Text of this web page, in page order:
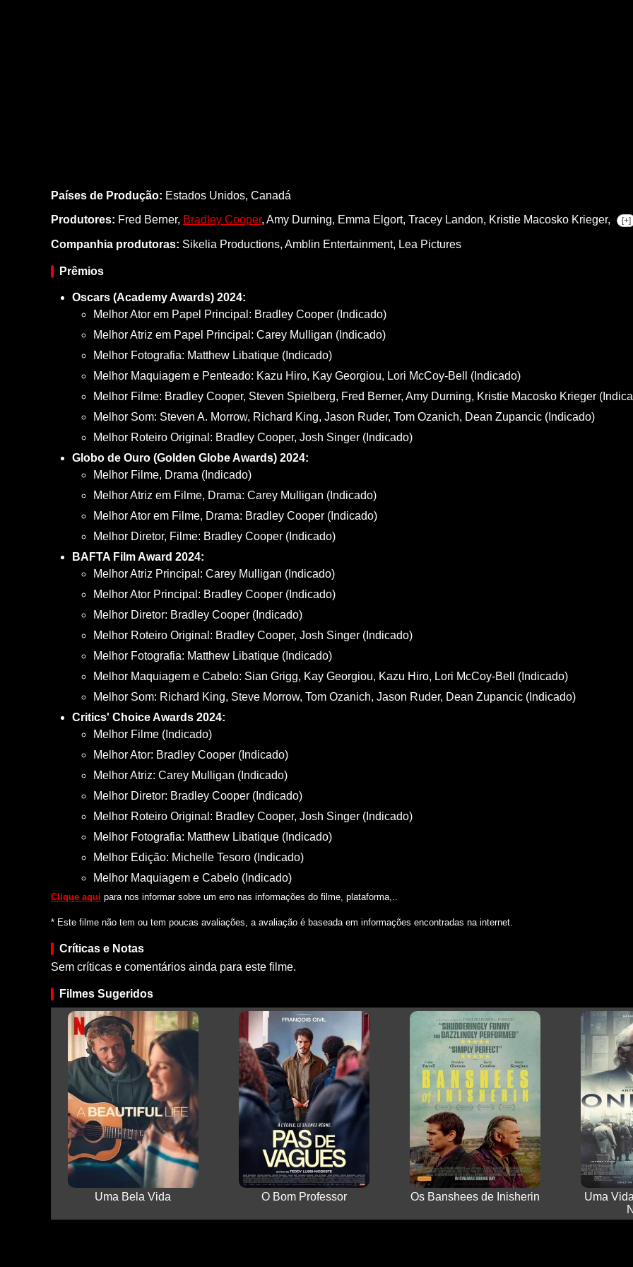
Países de Produção: Estados Unidos, Canadá
Produtores: Fred Berner, Bradley Cooper, Amy Durning, Emma Elgort, Tracey Landon, Kristie Macosko Krieger, [+]
Companhia produtoras: Sikelia Productions, Amblin Entertainment, Lea Pictures
Prêmios
Oscars (Academy Awards) 2024:
Melhor Ator em Papel Principal: Bradley Cooper (Indicado)
Melhor Atriz em Papel Principal: Carey Mulligan (Indicado)
Melhor Fotografia: Matthew Libatique (Indicado)
Melhor Maquiagem e Penteado: Kazu Hiro, Kay Georgiou, Lori McCoy-Bell (Indicado)
Melhor Filme: Bradley Cooper, Steven Spielberg, Fred Berner, Amy Durning, Kristie Macosko Krieger
Melhor Som: Steven A. Morrow, Richard King, Jason Ruder, Tom Ozanich, Dean Zupancic (Indicado)
Melhor Roteiro Original: Bradley Cooper, Josh Singer (Indicado)
Globo de Ouro (Golden Globe Awards) 2024:
Melhor Filme, Drama (Indicado)
Melhor Atriz em Filme, Drama: Carey Mulligan (Indicado)
Melhor Ator em Filme, Drama: Bradley Cooper (Indicado)
Melhor Diretor, Filme: Bradley Cooper (Indicado)
BAFTA Film Award 2024:
Melhor Atriz Principal: Carey Mulligan (Indicado)
Melhor Ator Principal: Bradley Cooper (Indicado)
Melhor Diretor: Bradley Cooper (Indicado)
Melhor Roteiro Original: Bradley Cooper, Josh Singer (Indicado)
Melhor Fotografia: Matthew Libatique (Indicado)
Melhor Maquiagem e Cabelo: Sian Grigg, Kay Georgiou, Kazu Hiro, Lori McCoy-Bell (Indicado)
Melhor Som: Richard King, Steve Morrow, Tom Ozanich, Jason Ruder, Dean Zupancic (Indicado)
Critics' Choice Awards 2024:
Melhor Filme (Indicado)
Melhor Ator: Bradley Cooper (Indicado)
Melhor Atriz: Carey Mulligan (Indicado)
Melhor Diretor: Bradley Cooper (Indicado)
Melhor Roteiro Original: Bradley Cooper, Josh Singer (Indicado)
Melhor Fotografia: Matthew Libatique (Indicado)
Melhor Edição: Michelle Tesoro (Indicado)
Melhor Maquiagem e Cabelo (Indicado)
Clique aqui para nos informar sobre um erro nas informações do filme, plataforma,..
* Este filme não tem ou tem poucas avaliações, a avaliação é baseada em informações encontradas na internet.
Críticas e Notas
Sem críticas e comentários ainda para este filme.
Filmes Sugeridos
Uma Bela Vida O Bom Professor Os Banshees de Inisherin
Uma